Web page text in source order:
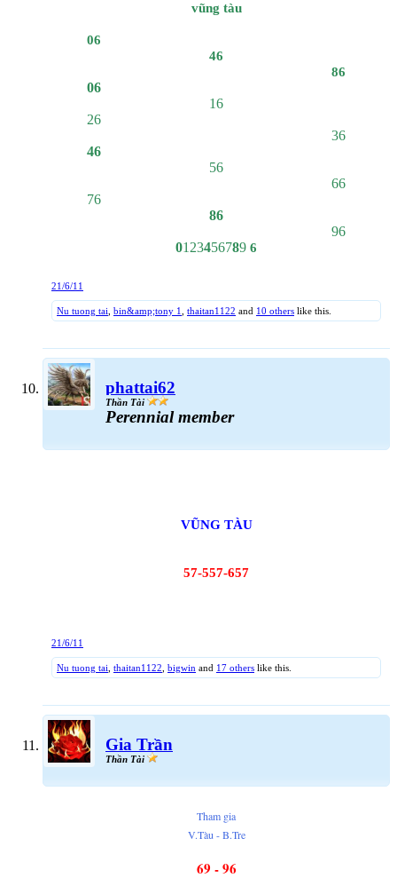
vũng tàu
06
46
86
06
16
26
36
46
56
66
76
86
96
0123456789 6
21/6/11
Nu tuong tai, bin&amp;tony 1, thaitan1122 and 10 others like this.
phattai62
Thần Tài
Perennial member
VŨNG TÀU
57-557-657
21/6/11
Nu tuong tai thaitan1122 bigwin and 17 others like this.
Gia Trần
Thần Tài
Tham gia
V.Tàu - B.Tre
69 - 96